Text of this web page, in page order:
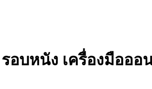
อบหนัง เครื่องมือออ